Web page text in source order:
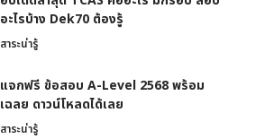
อะไรบ้าง Dek70 ต้องรู้
สาระน่ารู้
แจกฟรี ข้อสอบ A-Level 2568 พร้อม
เฉลย ดาวน์โหลดได้เลย
สาระน่ารู้